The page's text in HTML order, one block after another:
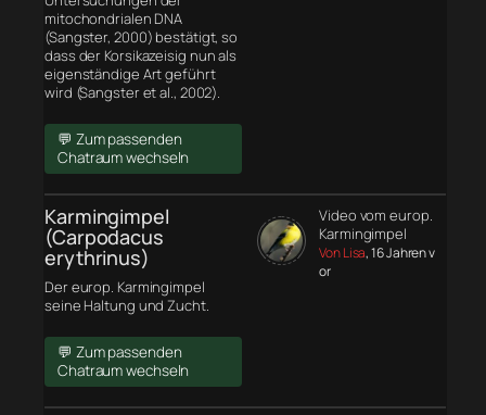
mitochondrialen DNA
(Sangster, 2000) bestätigt, so
dass der Korsikazeisig nun als
eigenständige Art geführt
wird (Sangster et al., 2002).
💬 Zum passenden
Chatraum wechseln
Karmingimpel
(Carpodacus
erythrinus)
Der europ. Karmingimpel
seine Haltung und Zucht.
💬 Zum passenden
Chatraum wechseln
Video vom europ.
Karmingimpel
Von Lisa, 16 Jahren v
or